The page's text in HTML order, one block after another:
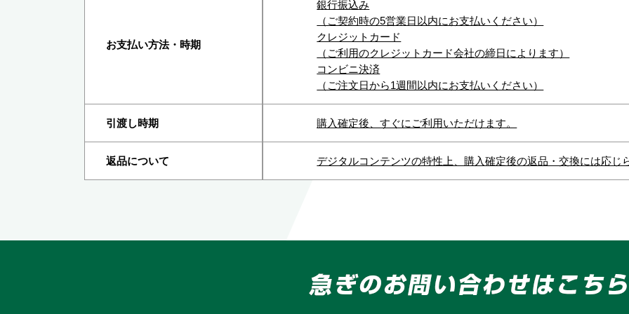
お支払い方法・時期
銀行振込み
（ご契約時の5営業日以内にお支払いください）
クレジットカード
（ご利用のクレジットカード会社の締日によります）
コンビニ決済
（ご注文日から1週間以内にお支払いください）
引渡し時期 購入確定後、すぐにご利用いただけます。
返品について デジタルコンテンツの特性上、購入確定後の返品・交換には応じ